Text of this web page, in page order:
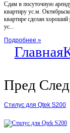
Сдам в посуточную
квартиру ус.м.
квартире сделан хороший
ус...
Подробнее »
Главная
Пред След
Стилус для Qtek S200